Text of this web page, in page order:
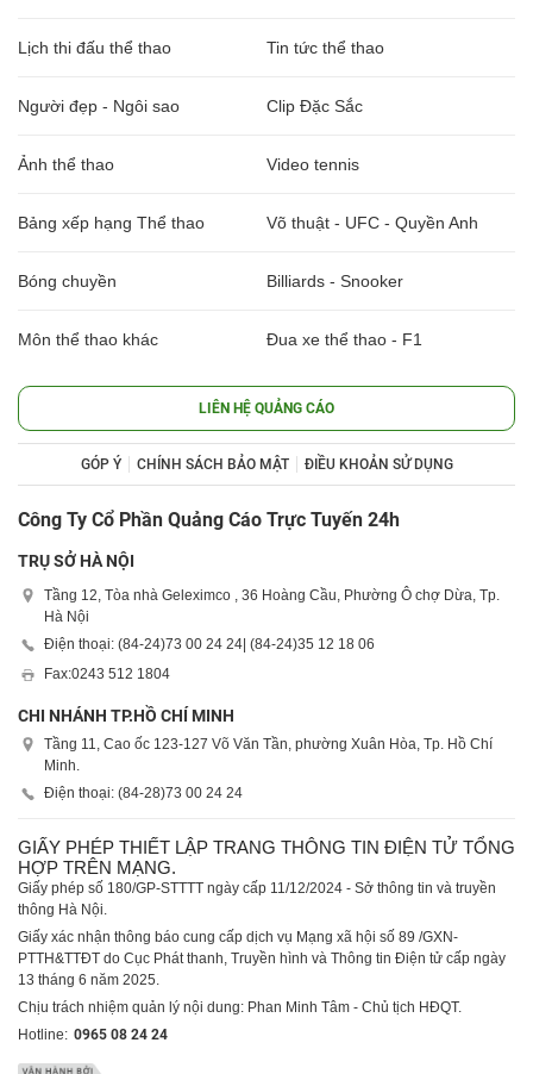
Lịch thi đấu thể thao Tin tức thể thao
Người đẹp - Ngôi sao Clip Đặc Sắc
Ảnh thể thao Video tennis
Bảng xếp hạng Thể thao Võ thuật - UFC - Quyền Anh
Bóng chuyền Billiards - Snooker
Môn thể thao khác Đua xe thể thao - F1
LIÊN HỆ QUẢNG CÁO
GÓP Ý CHÍNH SÁCH BẢO MẬT ĐIỀU KHOẢN SỬ DỤNG
Công Ty Cổ Phần Quảng Cáo Trực Tuyến 24h
TRỤ SỞ HÀ NỘI
Tầng 12, Tòa nhà Geleximco , 36 Hoàng Cầu, Phường Ô chợ Dừa, Tp.
Hà Nội
Điện thoại: (84-24)73 00 24 24| (84-24)35 12 18 06
Fax:0243 512 1804
CHI NHÁNH TP.HỒ CHÍ MINH
Tầng 11, Cao ốc 123-127 Võ Văn Tần, phường Xuân Hòa, Tp. Hồ Chí
Minh.
Điện thoại: (84-28)73 00 24 24
GIẤY PHÉP THIẾT LẬP TRANG THÔNG TIN ĐIỆN TỬ TỔNG
HỢP TRÊN MẠNG.
Giấy phép số 180/GP-STTTT ngày cấp 11/12/2024 - Sở thông tin và truyền
thông Hà Nội.
Giấy xác nhận thông báo cung cấp dịch vụ Mạng xã hội số 89 /GXN-
PTTH&TTĐT do Cục Phát thanh, Truyền hình và Thông tin Điện tử cấp ngày
13 tháng 6 năm 2025.
Chịu trách nhiệm quản lý nội dung: Phan Minh Tâm - Chủ tịch HĐQT.
Hotline: 0965 08 24 24